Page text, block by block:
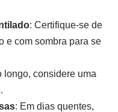
: Certifique-se de
e com sombra para se
longo, considere uma
: Em dias quentes,